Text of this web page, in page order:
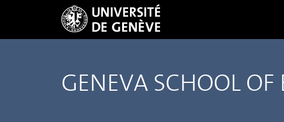
GENEVA SCHOOL